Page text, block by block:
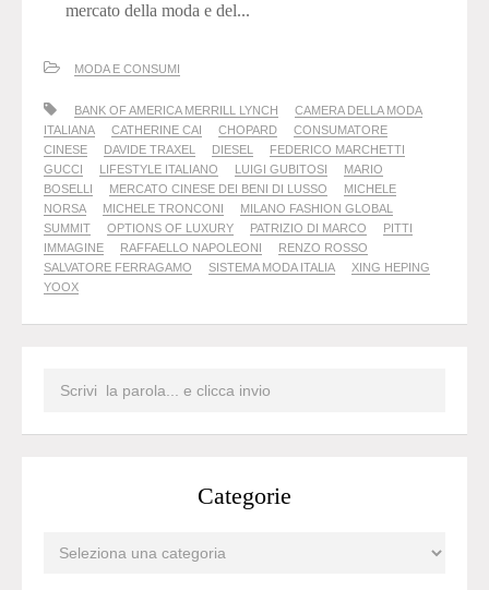
mercato della moda e del...
MODA E CONSUMI
BANK OF AMERICA MERRILL LYNCH
CAMERA DELLA MODA
ITALIANA
CATHERINE CAI CHOPARD
CONSUMATORE
CINESE
DAVIDE TRAXEL DIESEL
FEDERICO MARCHETTI
GUCCI
LIFESTYLE ITALIANO LUIGI GUBITOSI
MARIO
BOSELLI
MERCATO CINESE DEI BENI DI LUSSO
MICHELE
NORSA
MICHELE TRONCONI
MILANO FASHION GLOBAL
SUMMIT
OPTIONS OF LUXURY PATRIZIO DI MARCO
PITTI
IMMAGINE
RAFFAELLO NAPOLEONI
RENZO ROSSO
SALVATORE FERRAGAMO
SISTEMA MODA ITALIA
XING HEPING
YOOX
Categorie